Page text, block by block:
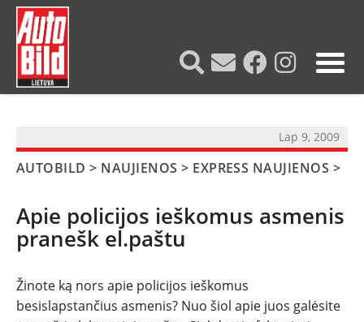
NAUJIENOS
Lap 9, 2009
AUTOBILD > NAUJIENOS > EXPRESS NAUJIENOS >
Apie policijos ieškomus asmenis
pranešk el.paštu
Žinote ką nors apie policijos ieškomus
besislapstančius asmenis? Nuo šiol apie juos galėsite